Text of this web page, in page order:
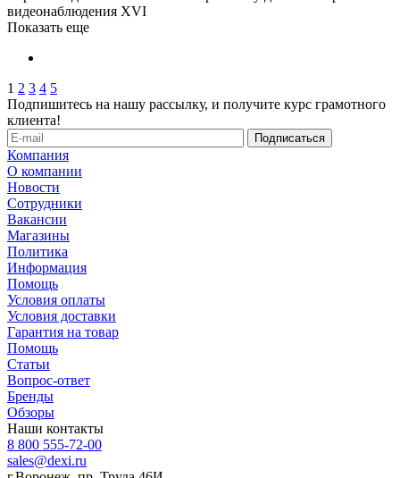
видеонаблюдения XVI
Показать еще
1 2 3 4 5
Подпишитесь на нашу рассылку, и получите курс грамотного
клиента!
Компания
О компании
Новости
Сотрудники
Вакансии
Магазины
Политика
Информация
Помощь
Условия оплаты
Условия доставки
Гарантия на товар
Помощь
Статьи
Вопрос-ответ
Бренды
Обзоры
Наши контакты
8 800 555-72-00
sales@dexi.ru